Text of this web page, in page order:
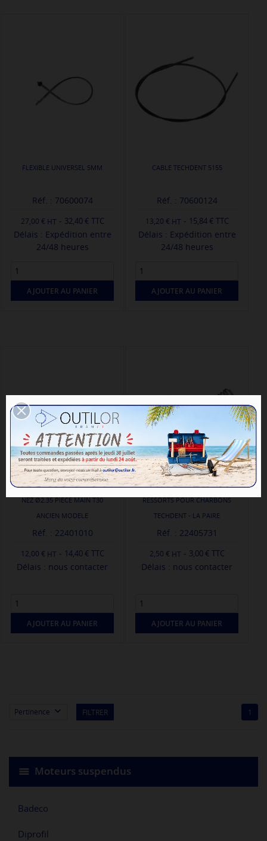
Moteurs suspendus
Badeco
Diprofil
FLEXIBLE UNIVERSEL 5MM
Réf. : 70600074
27,00 € - 32,40 € TTC
Délais : Expédition entre
24/48 heures
AJOUTER AU PANIER
CABLE TECHDENT 5155
Réf. : 70600124
13,20 € - 15,84 € TTC
Délais : Expédition entre
24/48 heures
AJOUTER AU PANIER
NEZ Ø2.35 PIECE MAIN T30
ANCIEN MODELE
Réf. : 22401010
12,00 € - 14,40 € TTC
Délais : nous contacter
AJOUTER AU PANIER
RESSORTS POUR CHARBONS
TECHDENT - LA PAIRE
Réf. : 22405731
2,50 € - 3,00 € TTC
Délais : nous contacter
AJOUTER AU PANIER
Pertinence  FILTRER 1